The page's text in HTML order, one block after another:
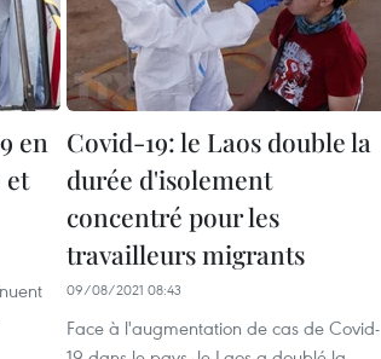
en
et
Covid-19: le Laos double la
durée d'isolement
concentré pour les
travailleurs migrants
09/08/2021 08:43
Face à l'augmentation de cas de Covid-